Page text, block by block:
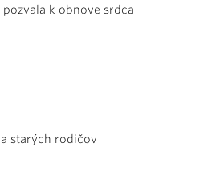
pozvala k obnove srdca
starých rodičov